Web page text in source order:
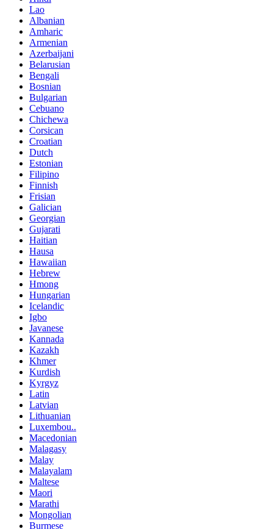
Lao
Albanian
Amharic
Armenian
Azerbaijani
Belarusian
Bengali
Bosnian
Bulgarian
Cebuano
Chichewa
Corsican
Croatian
Dutch
Estonian
Filipino
Finnish
Frisian
Galician
Georgian
Gujarati
Haitian
Hausa
Hawaiian
Hebrew
Hmong
Hungarian
Icelandic
Igbo
Javanese
Kannada
Kazakh
Khmer
Kurdish
Kyrgyz
Latin
Latvian
Lithuanian
Luxembou..
Macedonian
Malagasy
Malay
Malayalam
Maltese
Maori
Marathi
Mongolian
Burmese